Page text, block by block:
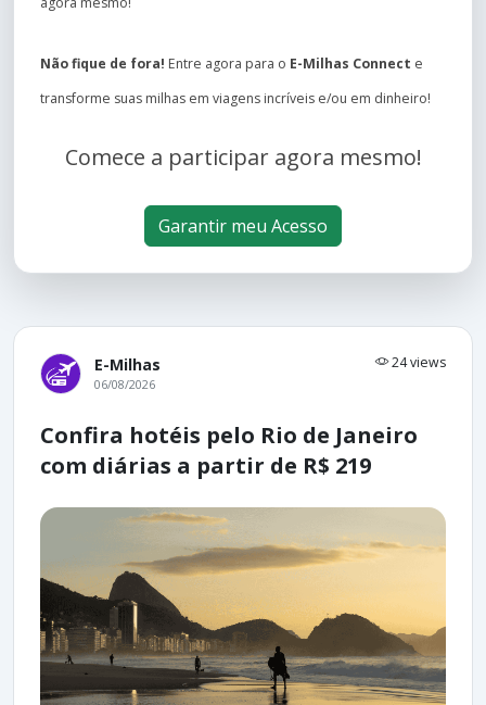
Não fique de fora! Entre agora para o E-Milhas Connect e
transforme suas milhas em viagens incríveis e/ou em dinheiro!
Comece a participar agora mesmo!
Garantir meu Acesso
E-Milhas 24 views
06/08/2026
Confira hotéis pelo Rio de Janeiro
com diárias a partir de R$ 219